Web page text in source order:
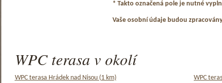
* Takto označená pole je nutné
Vaše osobní údaje budou
WPC terasa v okolí
WPC terasa Hrádek nad Nisou (1 km)
WPC